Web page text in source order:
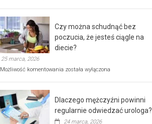
bezpłatna
akcja
profilaktyczna
w
już
kwietnia!
Czy można schudnąć bez
poczucia, że jesteś ciągle na
diecie?
25 marca, 2026
Możliwość komentowania Czy
poczucia,
że
została wyłączona
Dlaczego mężczyźni powinni
regularnie odwiedzać urologa?
24 marca, 2026